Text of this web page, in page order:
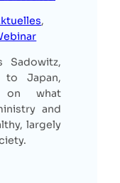
to Japan,
on what
and
largely